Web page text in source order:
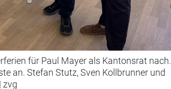
für Paul Mayer als Kantonsrat nach.
an. Stefan Stutz, Sven Kollbrunner und
| zvg